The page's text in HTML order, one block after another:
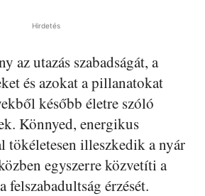
Hirdetés
az utazás szabadságát, a
és azokat a pillanatokat
később életre szóló
Könnyed, energikus
tökéletesen illeszkedik a nyár
egyszerre közvetíti a
felszabadultság érzését.